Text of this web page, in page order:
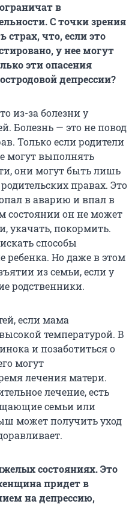
в
С точки зрения
что, если это
у нее могут
эти опасения
депрессии?
из-за болезни у
Болезнь — это не повод
Только если родители
могут выполнять
они могут быть лишь
правах. Это
в аварию и впал в
состоянии он не может
укачать, покормить.
способы
ребенка. Но даже в этом
из семьи, если у
родственники.
если мама
температурой. В
и позаботиться о
могут
лечения матери.
лечение, есть
семьи или
может получить уход
состояниях. Это
придет в
на депрессию,